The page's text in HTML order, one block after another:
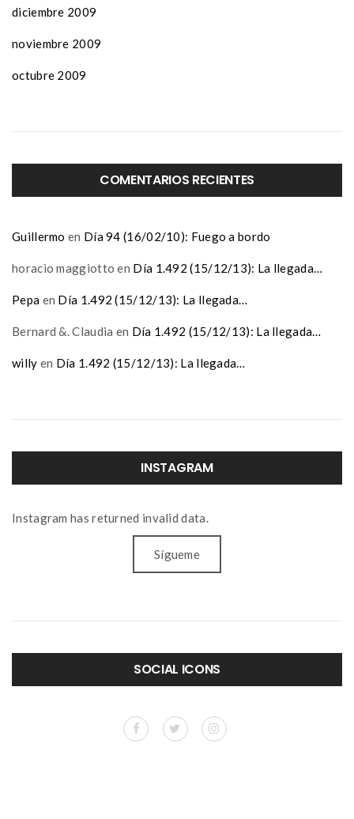
diciembre 2009
noviembre 2009
octubre 2009
COMENTARIOS RECIENTES
Guillermo en Día 94 (16/02/10): Fuego a bordo
horacio maggiotto en Día 1.492 (15/12/13): La llegada…
Pepa en Día 1.492 (15/12/13): La llegada…
Bernard &. Claudia en Día 1.492 (15/12/13): La llegada…
willy en Día 1.492 (15/12/13): La llegada…
INSTAGRAM
Instagram has returned invalid data.
Sígueme
SOCIAL ICONS